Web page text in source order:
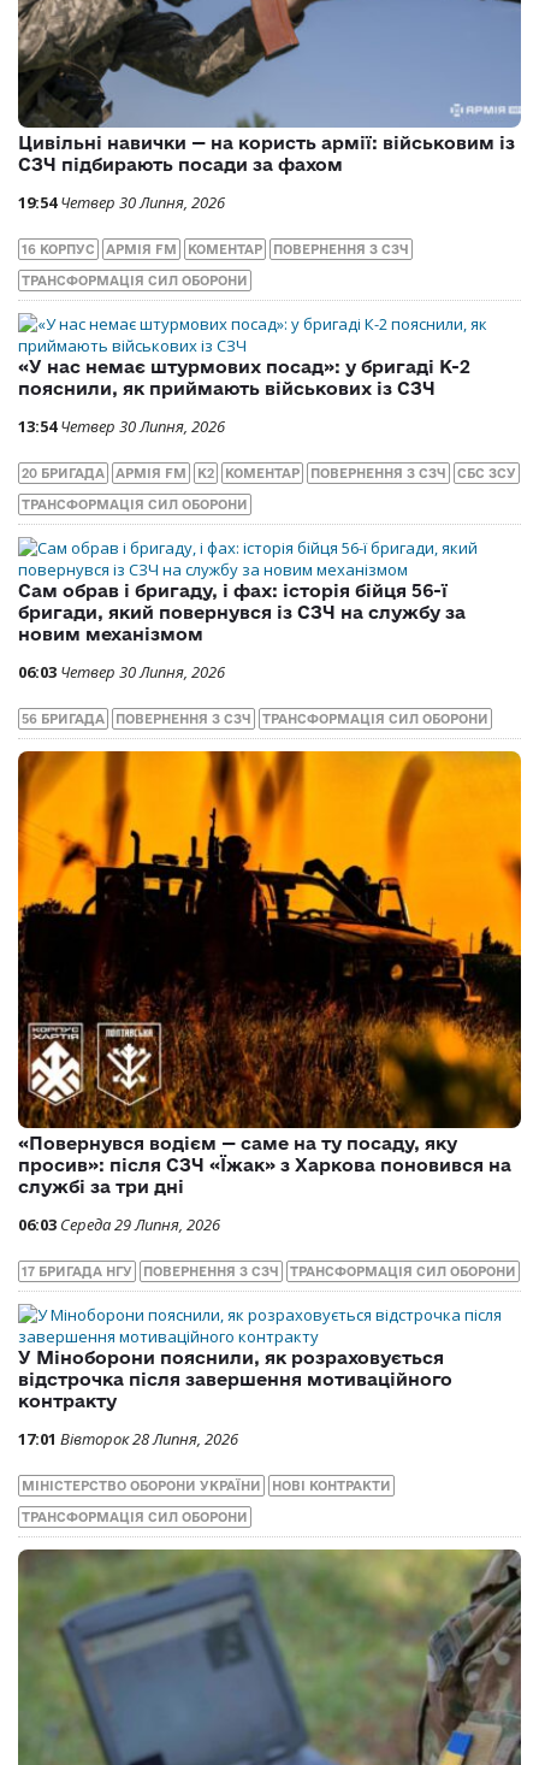
Цивільні навички — на користь армії: військовим із
СЗЧ підбирають посади за фахом
19:54 Четвер 30 Липня, 2026
16 КОРПУС АРМІЯ FM КОМЕНТАР ПОВЕРНЕННЯ З СЗЧ
ТРАНСФОРМАЦІЯ СИЛ ОБОРОНИ
«У нас немає штурмових посад»: у бригаді К-2
пояснили, як приймають військових із СЗЧ
13:54 Четвер 30 Липня, 2026
20 БРИГАДА АРМІЯ FM К2 КОМЕНТАР ПОВЕРНЕННЯ З СЗЧ СБС ЗСУ
ТРАНСФОРМАЦІЯ СИЛ ОБОРОНИ
Сам обрав і бригаду, і фах: історія бійця 56-ї
бригади, який повернувся із СЗЧ на службу за
новим механізмом
06:03 Четвер 30 Липня, 2026
56 БРИГАДА ПОВЕРНЕННЯ З СЗЧ ТРАНСФОРМАЦІЯ СИЛ ОБОРОНИ
«Повернувся водієм — саме на ту посаду, яку
просив»: після СЗЧ «Їжак» з Харкова поновився на
службі за три дні
06:03 Середа 29 Липня, 2026
17 БРИГАДА НГУ ПОВЕРНЕННЯ З СЗЧ ТРАНСФОРМАЦІЯ СИЛ ОБОРОНИ
У Міноборони пояснили, як розраховується
відстрочка після завершення мотиваційного
контракту
17:01 Вівторок 28 Липня, 2026
МІНІСТЕРСТВО ОБОРОНИ УКРАЇНИ НОВІ КОНТРАКТИ
ТРАНСФОРМАЦІЯ СИЛ ОБОРОНИ